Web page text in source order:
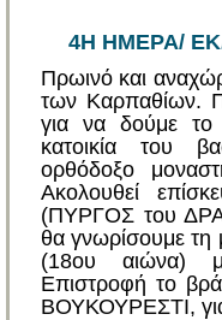
4Η ΗΜΕΡΑ/
Πρωινό και
των Καρπαθίων.
για να δούμε το
κατοικία του
ορθόδοξο
Ακολουθεί
(ΠΥΡΓΟΣ του
θα γνωρίσουμε
(18ου αιώνα)
Επιστροφή το
ΒΟΥΚΟΥΡΕΣΤΙ, για